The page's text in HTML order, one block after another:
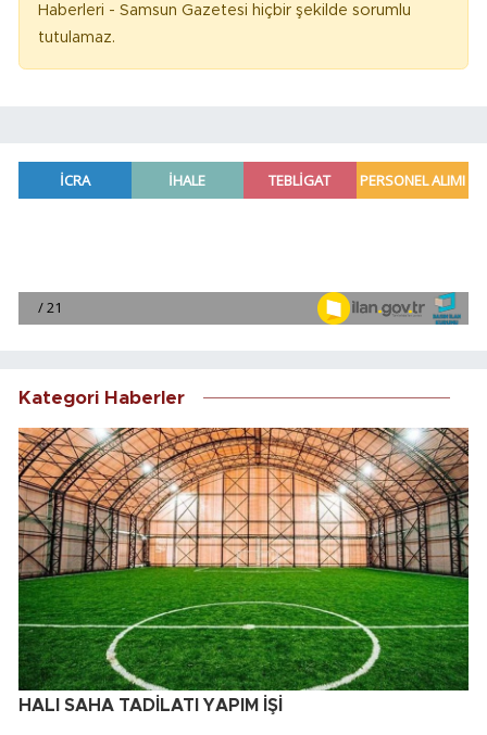
Haberleri - Samsun Gazetesi hiçbir şekilde sorumlu
tutulamaz.
Kategori Haberler
HALI SAHA TADİLATI YAPIM İŞİ